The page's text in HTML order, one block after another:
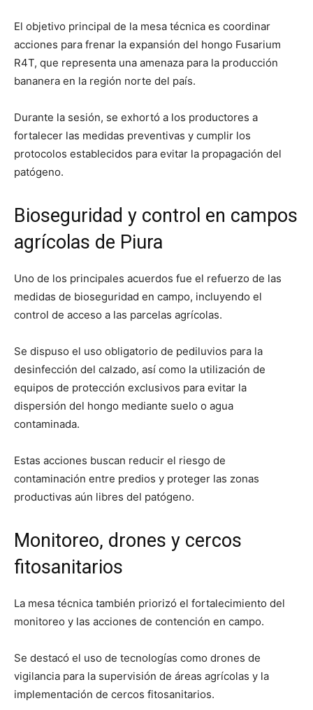
El objetivo principal de la mesa técnica es coordinar
acciones para frenar la expansión del hongo Fusarium
R4T, que representa una amenaza para la producción
bananera en la región norte del país.
Durante la sesión, se exhortó a los productores a
fortalecer las medidas preventivas y cumplir los
protocolos establecidos para evitar la propagación del
patógeno.
Bioseguridad y control en campos
agrícolas de Piura
Uno de los principales acuerdos fue el refuerzo de las
medidas de bioseguridad en campo, incluyendo el
control de acceso a las parcelas agrícolas.
Se dispuso el uso obligatorio de pediluvios para la
desinfección del calzado, así como la utilización de
equipos de protección exclusivos para evitar la
dispersión del hongo mediante suelo o agua
contaminada.
Estas acciones buscan reducir el riesgo de
contaminación entre predios y proteger las zonas
productivas aún libres del patógeno.
Monitoreo, drones y cercos
fitosanitarios
La mesa técnica también priorizó el fortalecimiento del
monitoreo y las acciones de contención en campo.
Se destacó el uso de tecnologías como drones de
vigilancia para la supervisión de áreas agrícolas y la
implementación de cercos fitosanitarios.